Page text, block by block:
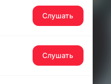
Слушать
Слушать